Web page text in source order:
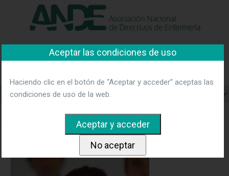
"Ver política"
Asociación Nacional de
Aceptar las condiciones de uso
Haciendo clic en el botón de “Aceptar y acceder” aceptas las
condiciones de uso de la web.